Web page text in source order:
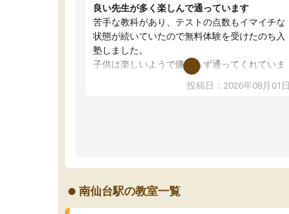
良い先生が多く楽しんで通っています
苦手な教科があり、テストの点数もイマイチな
状態が続いていたので無料体験を受けたのち入
塾しました。
子供は楽しいようで嫌がらず通ってくれていま
先生は良い方が多く、いつも笑顔で対応して頂
ングを利用または路上駐車をするしかない点が
投稿日：2026年08月01日
南仙台駅の教室一覧